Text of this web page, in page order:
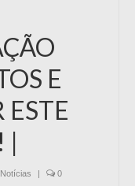
E
|
Notícias | 0